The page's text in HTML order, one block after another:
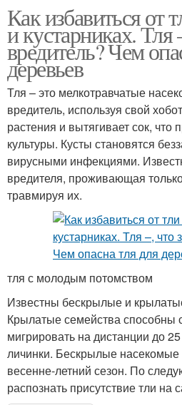
Как избавиться от
и кустарниках. Тля
вредитель? Чем
деревьев
Тля – это мелкотравчатые
вредитель, используя свой
растения и вытягивает сок, что
культуры. Кусты становятся
вирусными инфекциями.
вредителя, проживающая
травмируя их.
тля с молодым потомством
Известны бескрылые и
Крылатые семейства способны
мигрировать на дистанции до
личинки. Бескрылые
весенне-летний сезон. По
распознать присутствие тли